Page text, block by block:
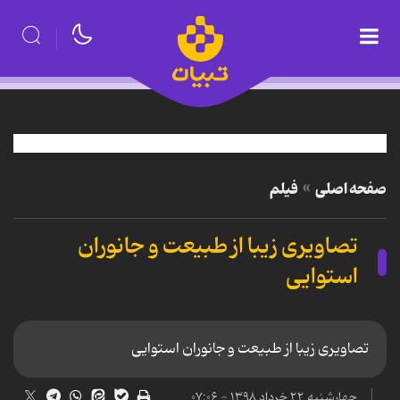
صفحه اصلی فیلم
تصاویری زیبا از طبیعت و جانوران
استوایی
تصاویری زیبا از طبیعت و جانوران استوایی